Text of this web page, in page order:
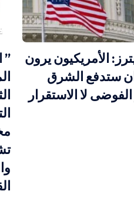
الأمريكيون يرون
ستدفع الشرق
لا الاستقرار
”